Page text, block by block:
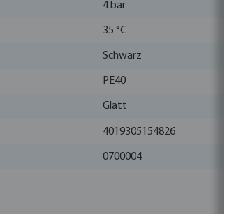
4 bar
35 °C
Schwarz
PE40
Glatt
4019305154826
0700004